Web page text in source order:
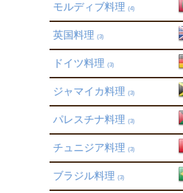
モルディブ料理 (4)
英国料理 (3)
ドイツ料理 (3)
ジャマイカ料理 (3)
パレスチナ料理 (3)
チュニジア料理 (3)
ブラジル料理 (3)